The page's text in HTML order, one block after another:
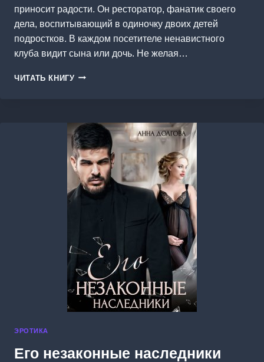
приносит радости. Он ресторатор, фанатик своего
дела, воспитывающий в одиночку двоих детей
подростков. В каждом посетителе ненавистного
клуба видит сына или дочь. Не желая…
ЧИТАТЬ КНИГУ ВТОРОЙ
ЭРОТИКА
Его незаконные наследники